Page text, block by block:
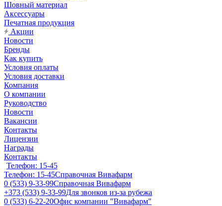
Шовный материал
Аксессуары
Печатная продукция
Акции
Новости
Бренды
Как купить
Условия оплаты
Условия доставки
Компания
О компании
Руководство
Новости
Вакансии
Контакты
Лицензии
Награды
Контакты
Телефон: 15-45
Телефон: 15-45Справочная Вивафарм
0 (533) 9-33-99Справочная Вивафарм
+373 (533) 9-33-99Для звонков из-за рубежа
0 (533) 6-22-20Офис компании "Вивафарм"